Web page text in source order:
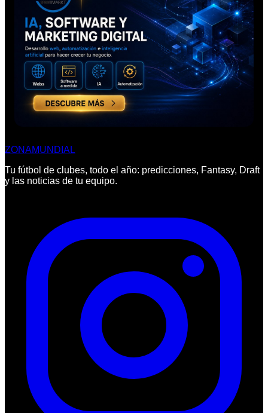
ZONAMUNDIAL
Tu fútbol de clubes, todo el año: predicciones, Fantasy, Draft
y las noticias de tu equipo.